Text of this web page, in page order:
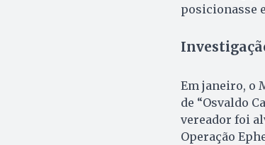
posicionasse
Em janeiro, o
de “Osvaldo
vereador foi
Operação